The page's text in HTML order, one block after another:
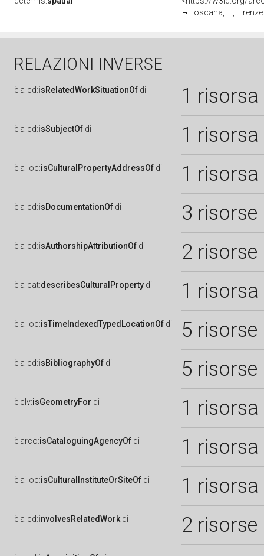
Toscana, FI, Firenze
RELAZIONI INVERSE
è a-cd:isRelatedWorkSituationOf di 1 risorsa
è a-cd:isSubjectOf di 1 risorsa
è a-loc:isCulturalPropertyAddressOf di 1 risorsa
è a-cd:isDocumentationOf di 3 risorse
è a-cd:isAuthorshipAttributionOf di 2 risorse
è a-cat:describesCulturalProperty di 1 risorsa
è a-loc:isTimeIndexedTypedLocationOf di 5 risorse
è a-cd:isBibliographyOf di 5 risorse
è clv:isGeometryFor di 1 risorsa
è arco:isCataloguingAgencyOf di 1 risorsa
è a-loc:isCulturalInstituteOrSiteOf di 1 risorsa
è a-cd:involvesRelatedWork di 2 risorse